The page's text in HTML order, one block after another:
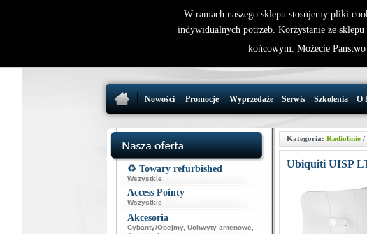
Nowości Promocje Wyprzedaże Serwis Szkolenia O
♻️ Towary refurbished
Wszystkie
Access Pointy
Wszystkie
Akcesoria
Cybanty/Obejmy, Uchwyty antenowe
Kategoria: Radiolinie /
Ubiquiti UISP
W ramach naszego sklepu stosujemy pliki
indywidualnych potrzeb. Korzystanie ze sklepu
końcowym. Możecie